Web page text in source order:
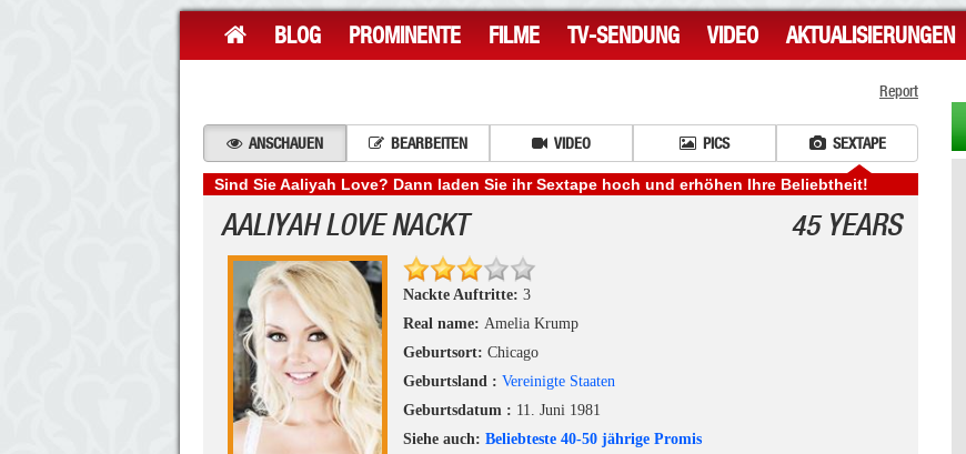
BLOG PROMINENTE FILME TV-SENDUNG VIDEO AKTUALISIERUNGEN
Report
ANSCHAUEN BEARBEITEN VIDEO PICS SEXTAPE
Sind Sie Aaliyah Love? Dann laden Sie ihr Sextape hoch und erhöhen Ihre Beliebtheit!
AALIYAH LOVE NACKT 45 YEARS
Nackte Auftritte: 3
Real name: Amelia Krump
Geburtsort: Chicago
Geburtsland : Vereinigte Staaten
Geburtsdatum : 11. Juni 1981
Siehe auch: Beliebteste 40-50 jährige Promis